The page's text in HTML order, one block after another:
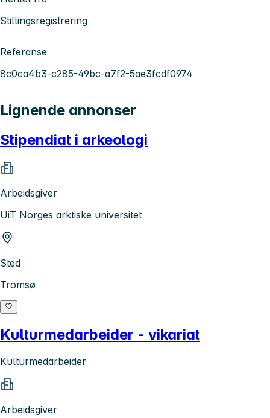
Stillingsregistrering
Referanse
8c0ca4b3-c285-49bc-a7f2-5ae3fcdf0974
Lignende annonser
Stipendiat i arkeologi
Arbeidsgiver
UiT Norges arktiske universitet
Sted
Tromsø
Kulturmedarbeider - vikariat
Kulturmedarbeider
Arbeidsgiver